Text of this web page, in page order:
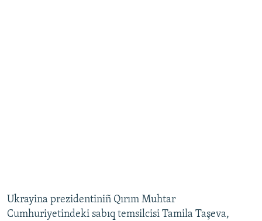
Ukrayina prezidentiniñ Qırım Muhtar
Cumhuriyetindeki sabıq temsilcisi Tamila Taşeva,